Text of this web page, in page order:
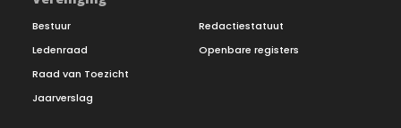
Bestuur
Ledenraad
Raad van Toezicht
Jaarverslag
Redactiestatuut
Openbare registers